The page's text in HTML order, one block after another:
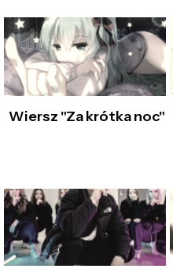
Wiersz "Za krótka noc"